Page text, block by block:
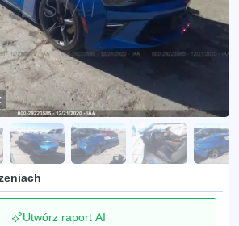
Utwórz raport AI